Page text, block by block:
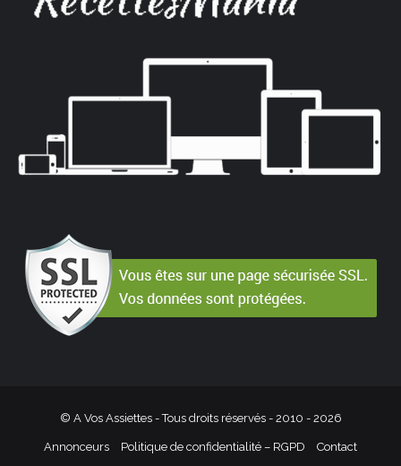
© A Vos Assiettes - Tous droits réservés - 2010 - 2026
Annonceurs Politique de confidentialité – RGPD Contact